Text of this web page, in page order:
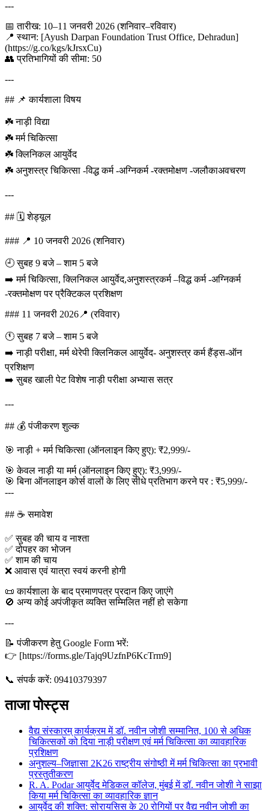
---
📅 तारीख: 10–11 जनवरी 2026 (शनिवार–रविवार)
📍 स्थान: [Ayush Darpan Foundation Trust Office, Dehradun]
(https://g.co/kgs/kJrsxCu)
👥 प्रतिभागियों की सीमा: 50
---
## 📌 कार्यशाला विषय
☘️ नाड़ी विद्या
☘️ मर्म चिकित्सा
☘️ क्लिनिकल आयुर्वेद
☘️ अनुशस्त्र चिकित्सा -विद्ध कर्म -अग्निकर्म -रक्तमोक्षण -जलौकाअवचरण
---
## 🗓️ शेड्यूल
### 📍 10 जनवरी 2026 (शनिवार)
🕘 सुबह 9 बजे – शाम 5 बजे
➡️ मर्म चिकित्सा, क्लिनिकल आयुर्वेद,अनुशस्त्रकर्म –विद्ध कर्म -अग्निकर्म
-रक्तमोक्षण पर प्रैक्टिकल प्रशिक्षण
### 11 जनवरी 2026📍 (रविवार)
🕚 सुबह 7 बजे – शाम 5 बजे
➡️ नाड़ी परीक्षा, मर्म थेरेपी क्लिनिकल आयुर्वेद- अनुशस्त्र कर्म हैंड्स-ऑन
प्रशिक्षण
➡️ सुबह खाली पेट विशेष नाड़ी परीक्षा अभ्यास सत्र
---
## 💰 पंजीकरण शुल्क
🎯 नाड़ी + मर्म चिकित्सा (ऑनलाइन किए हुए): ₹2,999/-
🎯 केवल नाड़ी या मर्म (ऑनलाइन किए हुए): ₹3,999/-
🎯 बिना ऑनलाइन कोर्स वालों के लिए सीधे प्रतिभाग करने पर : ₹5,999/-
---
## ☕ समावेश
✅ सुबह की चाय व नाश्ता
✅ दोपहर का भोजन
✅ शाम की चाय
❌ आवास एवं यात्रा स्वयं करनी होगी
📜 कार्यशाला के बाद प्रमाणपत्र प्रदान किए जाएंगे
🚫 अन्य कोई अपंजीकृत व्यक्ति सम्मिलित नहीं हो सकेगा
---
📝 पंजीकरण हेतु Google Form भरें:
👉 [https://forms.gle/Tajq9UzfnP6KcTrm9]
📞 संपर्क करें: 09410379397
ताजा पोस्ट्स
वैद्य संस्कारम् कार्यक्रम में डॉ. नवीन जोशी सम्मानित, 100 से अधिक
चिकित्सकों को दिया नाड़ी परीक्षण एवं मर्म चिकित्सा का व्यावहारिक
प्रशिक्षण
अनुशल्य–जिज्ञासा 2K26 राष्ट्रीय संगोष्ठी में मर्म चिकित्सा का प्रभावी
प्रस्तुतीकरण
R. A. Podar आयुर्वेद मेडिकल कॉलेज, मुंबई में डॉ. नवीन जोशी ने साझा
किया मर्म चिकित्सा का व्यावहारिक ज्ञान
आयुर्वेद की शक्ति: सोरायसिस के 20 रोगियों पर वैद्य नवीन जोशी का